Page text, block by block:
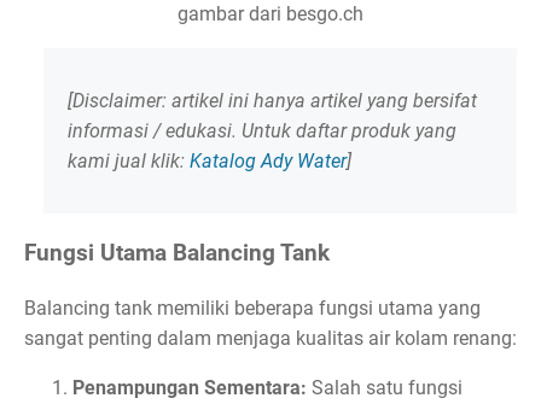
gambar dari besgo.ch
[Disclaimer: artikel ini hanya artikel yang bersifat
informasi / edukasi. Untuk daftar produk yang
kami jual klik: Katalog Ady Water]
Fungsi Utama Balancing Tank
Balancing tank memiliki beberapa fungsi utama yang
sangat penting dalam menjaga kualitas air kolam renang:
Penampungan Sementara: Salah satu fungsi